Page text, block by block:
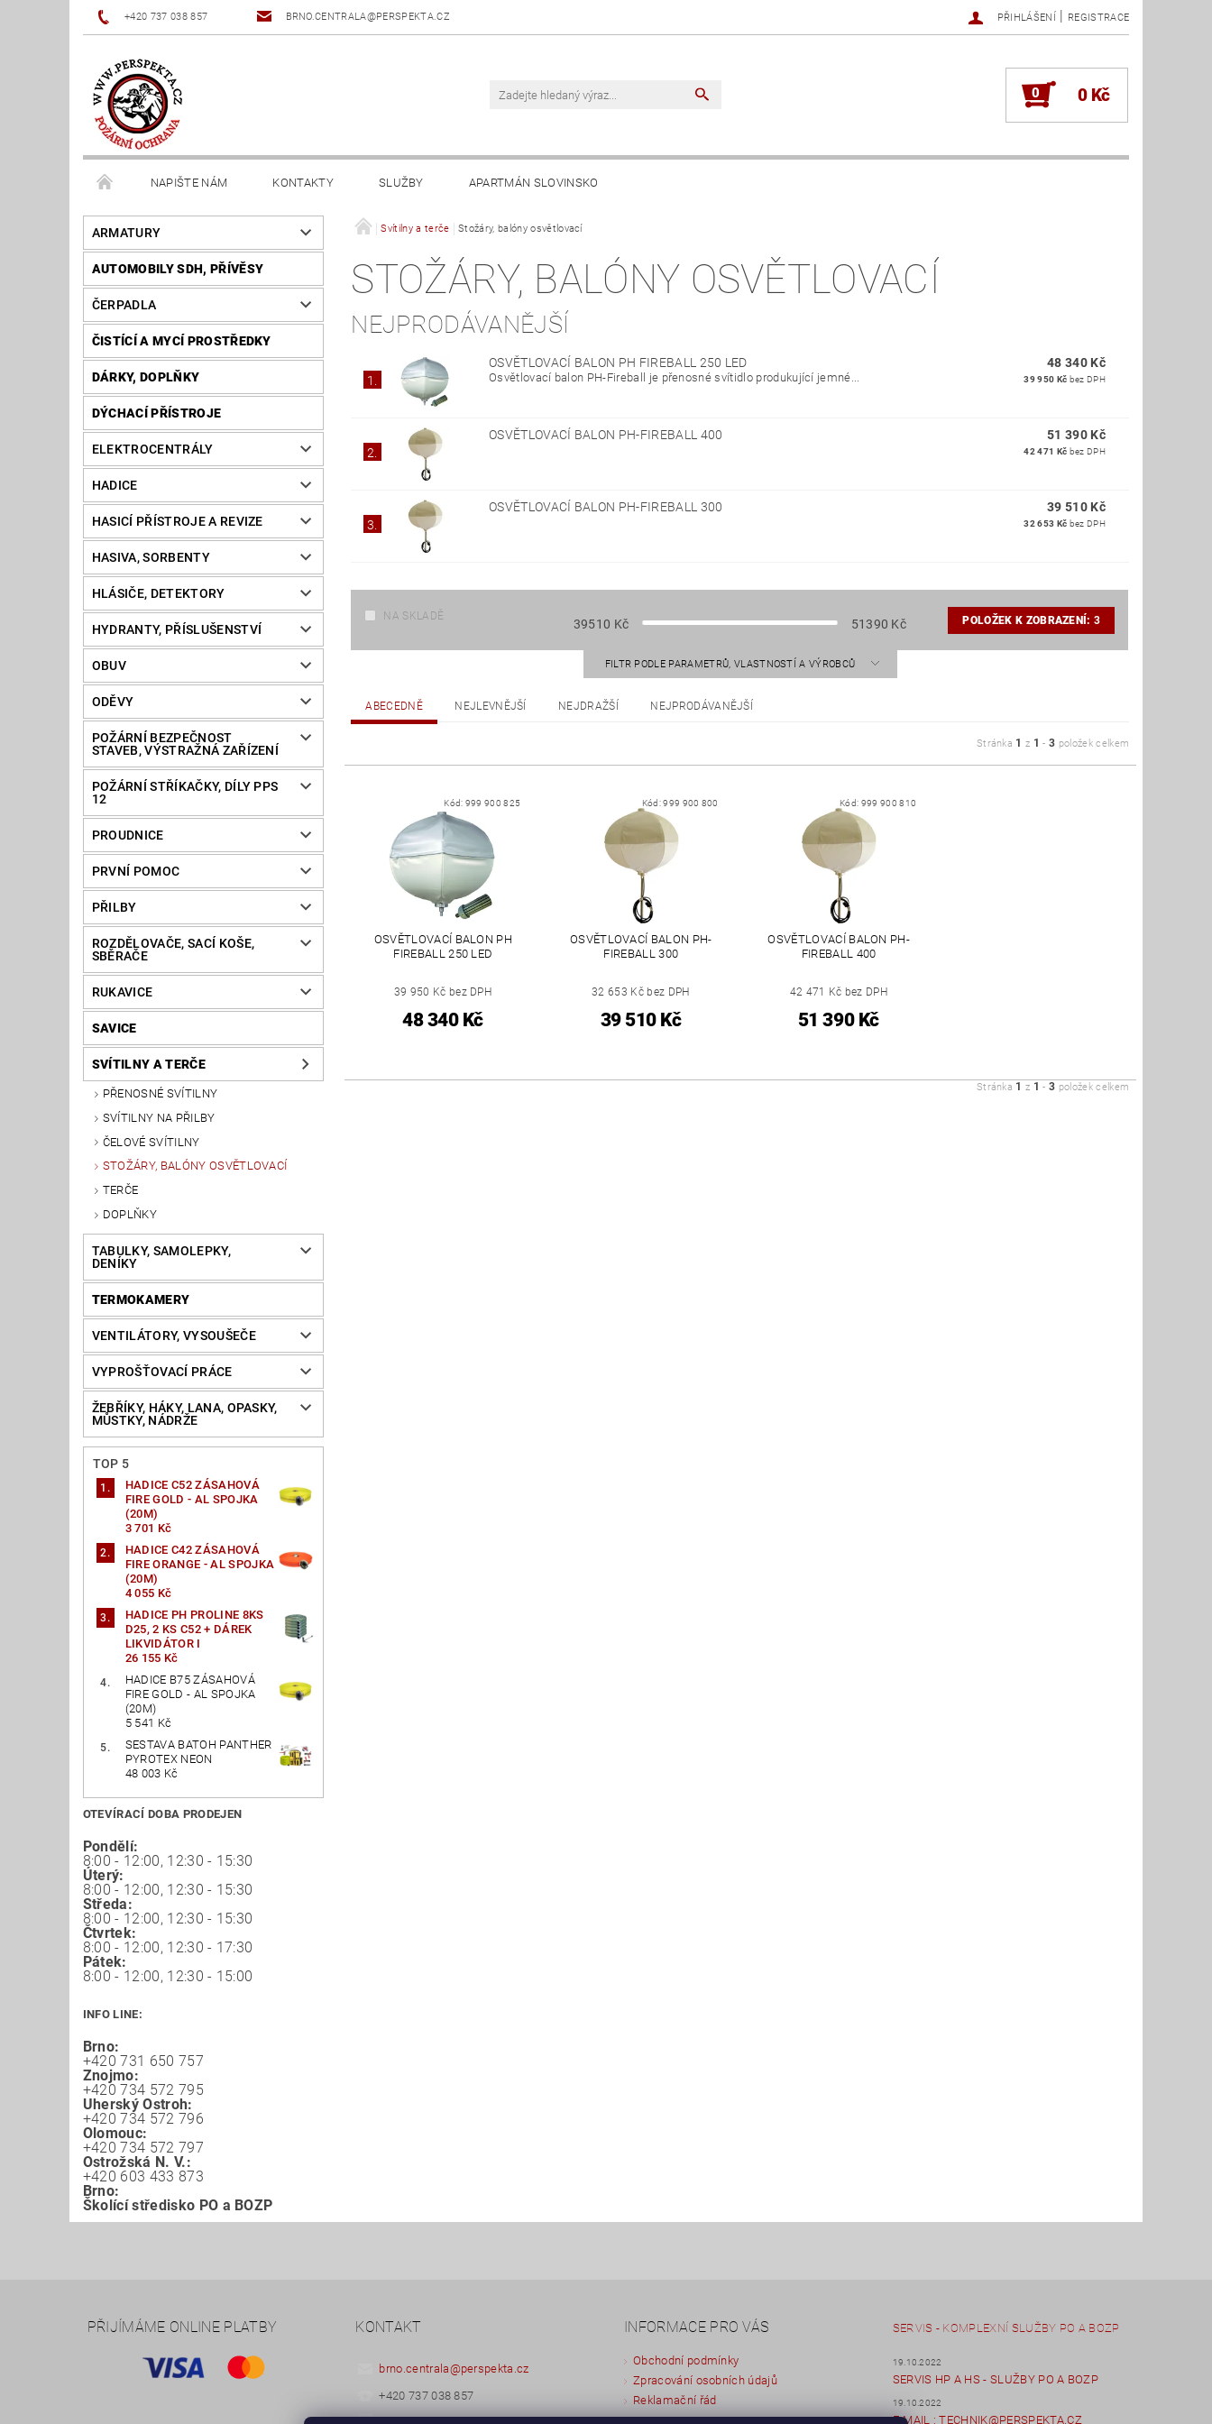
+420 737 038 857 BRNO.CENTRALA@PERSPEKTA.CZ PŘIHLÁŠENÍ | REGISTRACE
0 0 Kč
NAPIŠTE NÁM KONTAKTY SLUŽBY APARTMÁN SLOVINSKO
ARMATURY
AUTOMOBILY SDH, PŘÍVĚSY
ČERPADLA
ČISTÍCÍ A MYCÍ PROSTŘEDKY
DÁRKY, DOPLŇKY
DÝCHACÍ PŘÍSTROJE
ELEKTROCENTRÁLY
HADICE
HASICÍ PŘÍSTROJE A REVIZE
HASIVA, SORBENTY
HLÁSIČE, DETEKTORY
HYDRANTY, PŘÍSLUŠENSTVÍ
OBUV
ODĚVY
POŽÁRNÍ BEZPEČNOST
STAVEB, VÝSTRAŽNÁ ZAŘÍZENÍ
POŽÁRNÍ STŘÍKAČKY, DÍLY PPS
12
PROUDNICE
PRVNÍ POMOC
PŘILBY
ROZDĚLOVAČE, SACÍ KOŠE,
SBĚRAČE
RUKAVICE
SAVICE
SVÍTILNY A TERČE
PŘENOSNÉ SVÍTILNY
SVÍTILNY NA PŘILBY
ČELOVÉ SVÍTILNY
STOŽÁRY, BALÓNY OSVĚTLOVACÍ
TERČE
DOPLŇKY
TABULKY, SAMOLEPKY,
DENÍKY
TERMOKAMERY
VENTILÁTORY, VYSOUŠEČE
VYPROŠŤOVACÍ PRÁCE
ŽEBŘÍKY, HÁKY, LANA, OPASKY,
MŮSTKY, NÁDRŽE
TOP 5
HADICE C52 ZÁSAHOVÁ
FIRE GOLD - AL SPOJKA
(20M)
3 701 Kč
HADICE C42 ZÁSAHOVÁ
FIRE ORANGE - AL SPOJKA
(20M)
4 055 Kč
HADICE PH PROLINE 8KS
D25, 2 KS C52 + DÁREK
LIKVIDÁTOR I
26 155 Kč
HADICE B75 ZÁSAHOVÁ
FIRE GOLD - AL SPOJKA
(20M)
5 541 Kč
SESTAVA BATOH PANTHER
PYROTEX NEON
48 003 Kč
OTEVÍRACÍ DOBA PRODEJEN
Pondělí:
8:00 - 12:00, 12:30 - 15:30
Úterý:
8:00 - 12:00, 12:30 - 15:30
Středa:
8:00 - 12:00, 12:30 - 15:30
Čtvrtek:
8:00 - 12:00, 12:30 - 17:30
Pátek:
8:00 - 12:00, 12:30 - 15:00
INFO LINE:
Brno:
+420 731 650 757
Znojmo:
+420 734 572 795
Uherský Ostroh:
+420 734 572 796
Olomouc:
+420 734 572 797
Ostrožská N. V.:
+420 603 433 873
Brno:
Školící středisko PO a BOZP
Svítilny a terče Stožáry, balóny osvětlovací
STOŽÁRY, BALÓNY OSVĚTLOVACÍ
NEJPRODÁVANĚJŠÍ
1.
OSVĚTLOVACÍ BALON PH FIREBALL 250 LED
Osvětlovací balon PH-Fireball je přenosné svítidlo produkující jemné...
48 340 Kč
39 950 Kč bez DPH
2.
OSVĚTLOVACÍ BALON PH-FIREBALL 400 51 390 Kč
42 471 Kč bez DPH
3.
OSVĚTLOVACÍ BALON PH-FIREBALL 300 39 510 Kč
32 653 Kč bez DPH
NA SKLADĚ
39510 Kč 51390 Kč POLOŽEK K ZOBRAZENÍ:3
FILTR PODLE PARAMETRŮ, VLASTNOSTÍ A VÝROBCŮ
ABECEDNĚ NEJLEVNĚJŠÍ NEJDRAŽŠÍ NEJPRODÁVANĚJŠÍ
Stránka 1 z 1 -3 položek celkem
Kód: 999 900 825
OSVĚTLOVACÍ BALON PH
FIREBALL 250 LED
39 950 Kč bez DPH
48 340 Kč
Kód:999 900 800
OSVĚTLOVACÍ BALON PH-
FIREBALL 300
32 653 Kč bez DPH
39 510 Kč
Kód: 999 900 810
OSVĚTLOVACÍ BALON PH-
FIREBALL 400
42 471 Kč bez DPH
51 390 Kč
Stránka 1 z 1 -3 položek celkem
PŘIJÍMÁME ONLINE PLATBY KONTAKT
brno.centrala@perspekta.cz
+420 737 038 857
INFORMACE PRO VÁS
Obchodní podmínky
Zpracování osobních údajů
Reklamační řád
SERVIS - KOMPLEXNÍ SLUŽBY PO A BOZP
19.10.2022
SERVIS HP A HS - SLUŽBY PO A BOZP
19.10.2022
E-MAIL : TECHNIK@PERSPEKTA.CZ